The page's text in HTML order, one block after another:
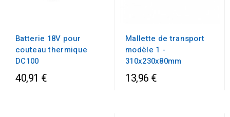
Batterie 18V pour
couteau thermique
DC100
40,91 €
Mallette de transport
modèle 1 -
310x230x80mm
13,96 €